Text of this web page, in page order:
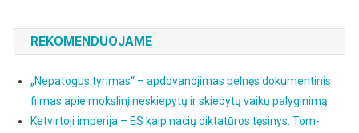
REKOMENDUOJAME
„Nepatogus tyrimas“ – apdovanojimas pelnęs dokumentinis
filmas apie mokslinį neskiepytų ir skiepytų vaikų palyginimą
Ketvirtoji imperija – ES kaip nacių diktatūros tęsinys. Tom-